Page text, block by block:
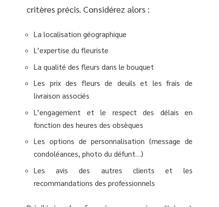
critères précis. Considérez alors :
La localisation géographique
L’expertise du fleuriste
La qualité des fleurs dans le bouquet
Les prix des fleurs de deuils et les frais de
livraison associés
L’engagement et le respect des délais en
fonction des heures des obsèques
Les options de personnalisation (message de
condoléances, photo du défunt…)
Les avis des autres clients et les
recommandations des professionnels